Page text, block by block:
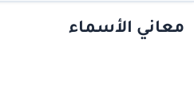
معاني الأسماء